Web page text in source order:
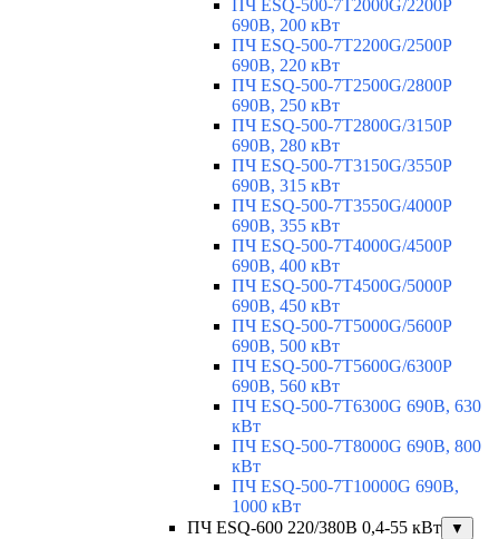
ПЧ ESQ-500-7T2000G/2200P
690В, 200 кВт
ПЧ ESQ-500-7T2200G/2500P
690В, 220 кВт
ПЧ ESQ-500-7T2500G/2800P
690В, 250 кВт
ПЧ ESQ-500-7T2800G/3150P
690В, 280 кВт
ПЧ ESQ-500-7T3150G/3550P
690В, 315 кВт
ПЧ ESQ-500-7T3550G/4000P
690В, 355 кВт
ПЧ ESQ-500-7T4000G/4500P
690В, 400 кВт
ПЧ ESQ-500-7T4500G/5000P
690В, 450 кВт
ПЧ ESQ-500-7T5000G/5600P
690В, 500 кВт
ПЧ ESQ-500-7T5600G/6300P
690В, 560 кВт
ПЧ ESQ-500-7T6300G 690В, 630
кВт
ПЧ ESQ-500-7T8000G 690В, 800
кВт
ПЧ ESQ-500-7T10000G 690В,
1000 кВт
ПЧ ESQ-600 220/380В 0,4-55 кВт
▼